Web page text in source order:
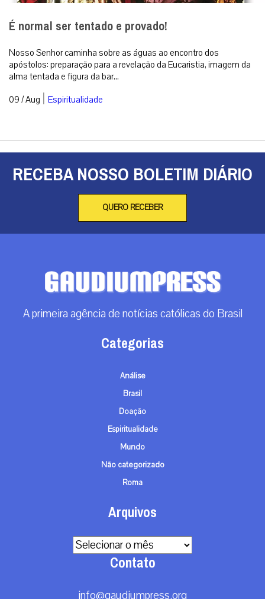
É normal ser tentado e provado!
Nosso Senhor caminha sobre as águas ao encontro dos
apóstolos: preparação para a revelação da Eucaristia, imagem da
alma tentada e figura da bar...
09 / Aug | Espiritualidade
RECEBA NOSSO BOLETIM DIÁRIO
QUERO RECEBER
A primeira agência de notícias católicas do Brasil
Categorias
Análise
Brasil
Doação
Espiritualidade
Mundo
Não categorizado
Roma
Arquivos
Arquivos
Contato
info@gaudiumpress.org